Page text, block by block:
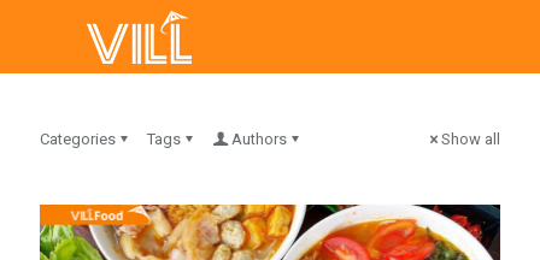
Categories Tags Authors Show all